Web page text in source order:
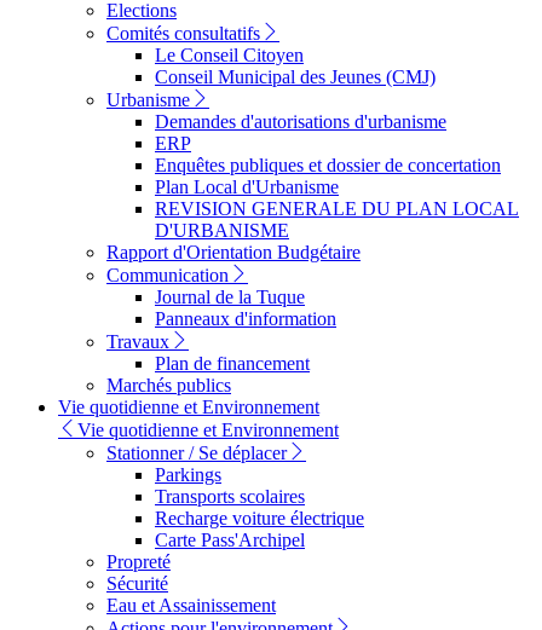
Elections
Comités consultatifs
Le Conseil Citoyen
Conseil Municipal des Jeunes (CMJ)
Urbanisme
Demandes d'autorisations d'urbanisme
ERP
Enquêtes publiques et dossier de concertation
Plan Local d'Urbanisme
REVISION GENERALE DU PLAN LOCAL
D'URBANISME
Rapport d'Orientation Budgétaire
Communication
Journal de la Tuque
Panneaux d'information
Travaux
Plan de financement
Marchés publics
Vie quotidienne et Environnement
Vie quotidienne et Environnement
Stationner / Se déplacer
Parkings
Transports scolaires
Recharge voiture électrique
Carte Pass'Archipel
Propreté
Sécurité
Eau et Assainissement